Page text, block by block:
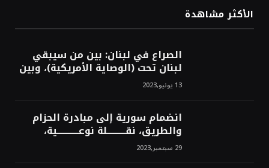
الأكثر مشاهدة
الصراع في لبنان: بين من سيبقي
لبنان تحت (الوصاية الأمريكية)، وبين
من سيخرج لبنان من النفق الغربي!
محمد محسن13 يونيو,2023
انضمام سورية إلى مبادرة الحزام
والطريق، نقــــــــــلة نوعــــــــــــية،
استراتيجية، تاريخية، نهائية، نحو
الشرق!محمد محسن29 سبتمبر,2023